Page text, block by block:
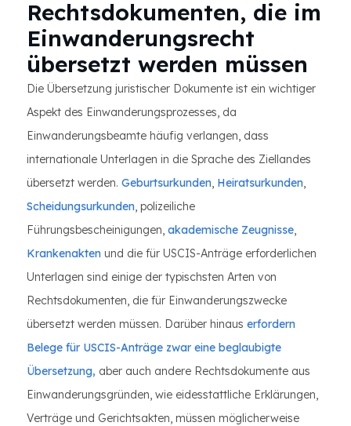
Rechtsdokumenten, die im
Einwanderungsrecht
übersetzt werden müssen
Die Übersetzung juristischer Dokumente ist ein wichtiger
Aspekt des Einwanderungsprozesses, da
Einwanderungsbeamte häufig verlangen, dass
internationale Unterlagen in die Sprache des Ziellandes
übersetzt werden. Geburtsurkunden, Heiratsurkunden,
Scheidungsurkunden, polizeiliche
Führungsbescheinigungen, akademische Zeugnisse,
Krankenakten und die für USCIS-Anträge erforderlichen
Unterlagen sind einige der typischsten Arten von
Rechtsdokumenten, die für Einwanderungszwecke
übersetzt werden müssen. Darüber hinaus erfordern
Belege für USCIS-Anträge zwar eine beglaubigte
Übersetzung, aber auch andere Rechtsdokumente aus
Einwanderungsgründen, wie eidesstattliche Erklärungen,
Verträge und Gerichtsakten, müssen möglicherweise